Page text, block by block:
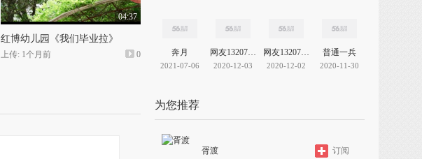
04:37
红博幼儿园《我们毕业拉》
上传: 1个月前 0 上传: 2个月前 0 上传: 2个月前
奔月
2021-07-06
网友13207874854621921
2020-12-03
网友13207057211257937
2020-12-02
普通一兵
2020-11-30
为您推荐
胥渡 订阅